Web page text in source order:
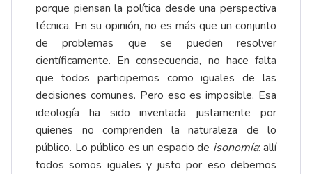
porque piensan la política desde una perspectiva
técnica. En su opinión, no es más que un conjunto
de problemas que se pueden resolver
científicamente. En consecuencia, no hace falta
que todos participemos como iguales de las
decisiones comunes. Pero eso es imposible. Esa
ideología ha sido inventada justamente por
quienes no comprenden la naturaleza de lo
público. Lo público es un espacio de isonomía: allí
todos somos iguales y justo por eso debemos